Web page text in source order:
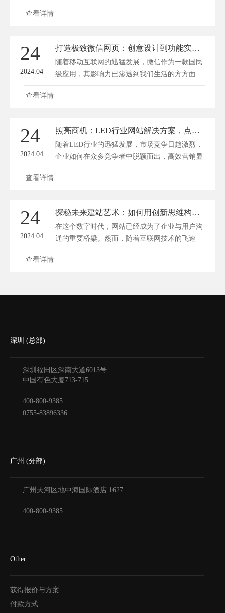
量密...
查看详情
24
2024.04
打造极致微信网页：创意设计到功能实现的全方位攻略
随着移动互联网的迅猛发展，微信作为一款国民
级应用，其影响力已渗透到我们生活的方方面
面...
查看详情
24
2024.04
照亮商机：LED行业网站解决方案，点亮高效营销之路
随着LED行业的迅猛发展，市场竞争日趋激烈，
企业如何在众多竞争者中脱颖而出，高效营销显
得...
查看详情
24
2024.04
探秘未来建站艺术：如何用创新思维构建赢在起跑线上的网站
在这个数字时代，网站已经成为了企业与用户沟
通的重要桥梁。然而，随着互联网技术的飞速
发...
查看详情
深圳 (总部)
深圳福田区深南大道6013号
中国有色大厦713-715
400-800-9385
0755-83896336
广州 (分部)
广州天河区地中海国际酒店 1627
400-800-9385
Other
获得报价与方案
付款方式